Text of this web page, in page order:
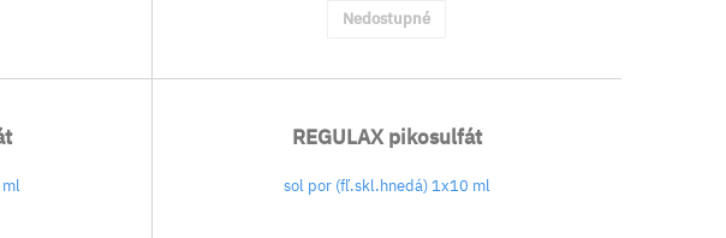
Nedostupné
ml
REGULAX pikosulfát
sol por (fľ.skl.hnedá) 1x10 ml